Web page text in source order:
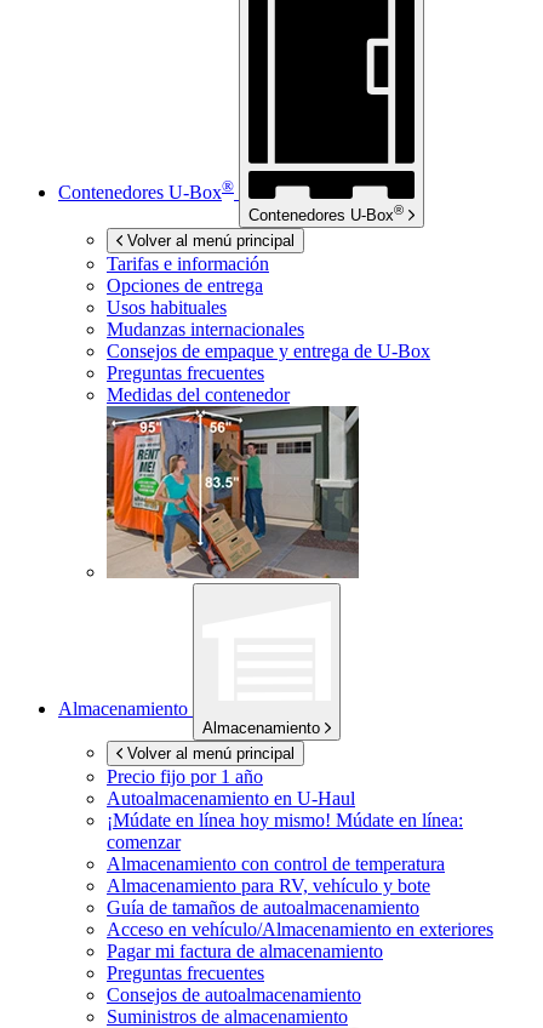
Contenedores U-Box®
Contenedores U-Box®
Volver al menú principal
Tarifas e información
Opciones de entrega
Usos habituales
Mudanzas internacionales
Consejos de empaque y entrega de U-Box
Preguntas frecuentes
Medidas del contenedor
Almacenamiento
Almacenamiento
Volver al menú principal
Precio fijo por 1 año
Autoalmacenamiento en U-Haul
¡Múdate en línea hoy mismo! Múdate en línea:
comenzar
Almacenamiento con control de temperatura
Almacenamiento para RV, vehículo y bote
Guía de tamaños de autoalmacenamiento
Acceso en vehículo/Almacenamiento en exteriores
Pagar mi factura de almacenamiento
Preguntas frecuentes
Consejos de autoalmacenamiento
Suministros de almacenamiento